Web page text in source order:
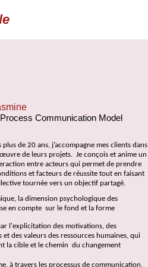
Communication Model
de 20 ans, j’accompagne mes clients dans
de leurs projets. Je conçois et anime un
entre acteurs qui permet de prendre
et facteurs de réussite tout en faisant
tournée vers un objectif partagé.
la dimension psychologique des
en compte sur le fond et la forme
l'explicitation des motivations, des
et des valeurs des ressources humaines, qui
la cible et le chemin du changement
à travers les processus de communication,